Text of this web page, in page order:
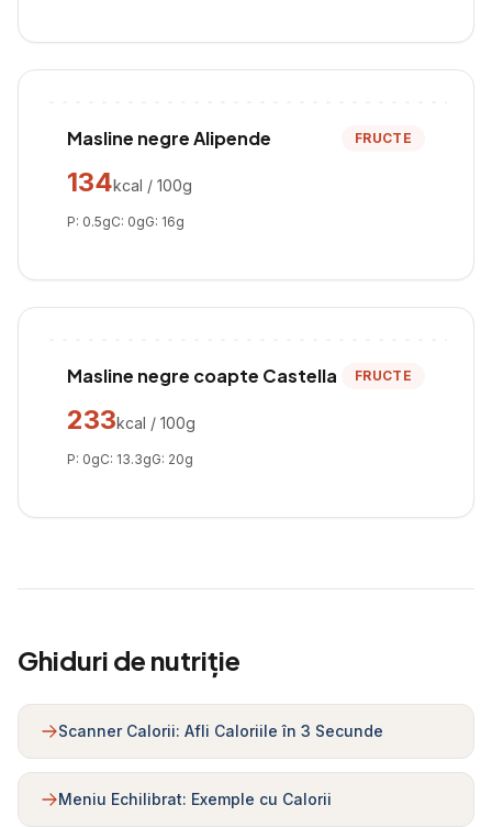
Masline negre Alipende FRUCTE
134kcal / 100g
P: 0.5gC: 0gG: 16g
Masline negre coapte Castella FRUCTE
233kcal / 100g
P: 0gC: 13.3gG: 20g
Ghiduri de nutriție
Scanner Calorii: Afli Caloriile în 3 Secunde
Meniu Echilibrat: Exemple cu Calorii